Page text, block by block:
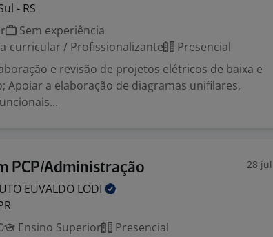
- RS
Sem experiência
curricular / Profissionalizante
Presencial
e revisão de projetos elétricos de baixa e
Apoiar a elaboração de diagramas unifilares,
PCP/Administração 28 jul
EUVALDO LODI
Ensino Superior
Presencial